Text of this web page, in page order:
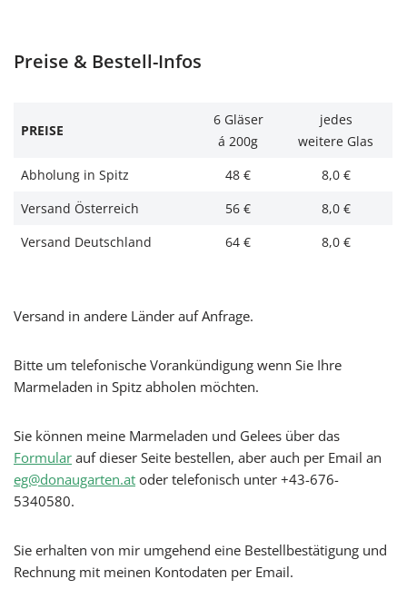
Preise & Bestell-Infos
PREISE
6 Gläser
á 200g
jedes
weitere Glas
Abholung in Spitz 48 € 8,0 €
Versand Österreich 56 € 8,0 €
Versand Deutschland 64 € 8,0 €
Versand in andere Länder auf Anfrage.
Bitte um telefonische Vorankündigung wenn Sie Ihre
Marmeladen in Spitz abholen möchten.
Sie können meine Marmeladen und Gelees über das
Formular auf dieser Seite bestellen, aber auch per Email an
eg@donaugarten.at oder telefonisch unter +43-676-
5340580.
Sie erhalten von mir umgehend eine Bestellbestätigung und
Rechnung mit meinen Kontodaten per Email.